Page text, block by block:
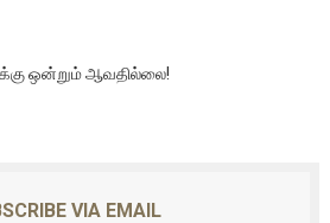
ஒன்றும் ஆவதில்லை!
VIA EMAIL